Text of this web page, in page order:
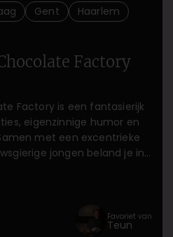
Gent
Haarlem
Factory
Factory is een fantasierijk
eigenzinnige humor en
met een excentrieke
jongen beland je in
verwondert en je even
Favoriet van
Teun